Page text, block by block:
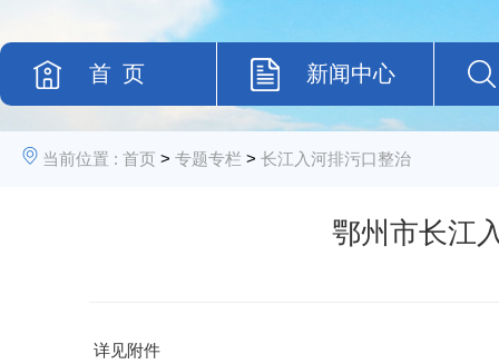
首 页 新闻中心
当前位置 : 首页 > 专题专栏 > 长江入河排污口整治
鄂州市长江
详见附件